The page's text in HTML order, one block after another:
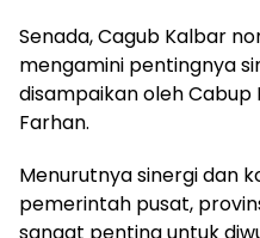
Senada, Cagub Kalbar
mengamini pentingnya
disampaikan oleh Cabup
Farhan.
Menurutnya sinergi dan
pemerintah pusat,